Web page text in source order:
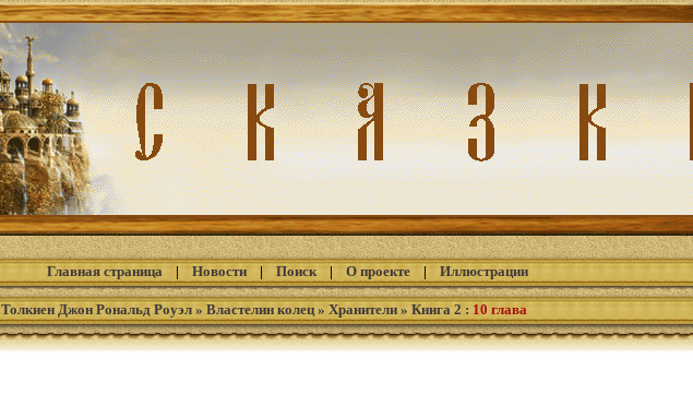
Главная страница| Новости| Поиск| О проекте| Иллюстрации
Толкиен Джон Рональд Роуэл » Властелин колец » Хранители » Книга 2 : 10 глава